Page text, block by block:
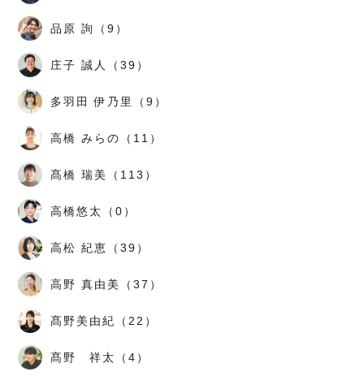
品原 詢（9）
庄子 誠人（39）
多羽田 伊乃里（9）
高橋 みらの（11）
髙橋 瑞美（113）
高橋悠太（0）
高松 紀恵（39）
高野 真由美（37）
髙野美由紀（22）
髙野 祥太（4）